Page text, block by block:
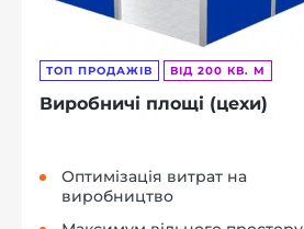
ТОП ПРОДАЖІВ ВІД 200 КВ. М
Виробничі площі (цехи)
Оптимізація витрат на
виробництво